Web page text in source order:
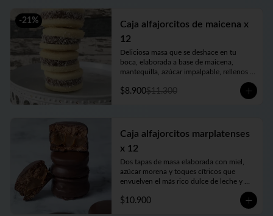
-21%
Caja alfajorcitos de maicena x
12
Deliciosa masa que se deshace en tu
boca, elaborada a base de maicena,
mantequilla, azúcar impalpable, rellenos
con el mejor dulce de leche argentino y
coronados con coco rallado. Receta con
$8.900$11.300
Caja alfajorcitos marplatenses
x 12
Dos tapas de masa elaborada con miel,
azúcar morena y toques cítricos que
envuelven el más rico dulce de leche y
prácticas y delicadas cajas para llevar.
$10.900